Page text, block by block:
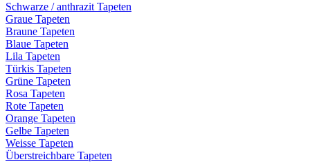
Schwarze / anthrazit Tapeten
Graue Tapeten
Braune Tapeten
Blaue Tapeten
Lila Tapeten
Türkis Tapeten
Grüne Tapeten
Rosa Tapeten
Rote Tapeten
Orange Tapeten
Gelbe Tapeten
Weisse Tapeten
Überstreichbare Tapeten